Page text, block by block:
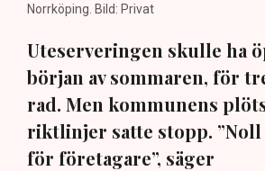
Norrköping. Bild: Privat
Uteserveringen skulle ha
början av sommaren, för
rad. Men kommunens
riktlinjer satte stopp.
för företagare”, säger